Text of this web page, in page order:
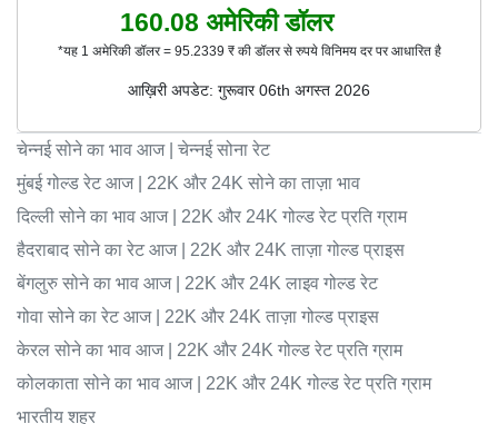
160.08 अमेरिकी डॉलर
*यह 1 अमेरिकी डॉलर = 95.2339 ₹ की डॉलर से रुपये विनिमय दर पर आधारित है
आख़िरी अपडेट: गुरूवार 06th अगस्त 2026
चेन्नई सोने का भाव आज | चेन्नई सोना रेट
मुंबई गोल्ड रेट आज | 22K और 24K सोने का ताज़ा भाव
दिल्ली सोने का भाव आज | 22K और 24K गोल्ड रेट प्रति ग्राम
हैदराबाद सोने का रेट आज | 22K और 24K ताज़ा गोल्ड प्राइस
बेंगलुरु सोने का भाव आज | 22K और 24K लाइव गोल्ड रेट
गोवा सोने का रेट आज | 22K और 24K ताज़ा गोल्ड प्राइस
केरल सोने का भाव आज | 22K और 24K गोल्ड रेट प्रति ग्राम
कोलकाता सोने का भाव आज | 22K और 24K गोल्ड रेट प्रति ग्राम
भारतीय शहर